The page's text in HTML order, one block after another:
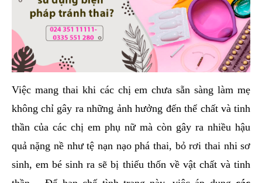
Việc mang thai khi các chị em chưa sẵn sàng làm mẹ
không chỉ gây ra những ảnh hưởng đến thể chất và tinh
thần của các chị em phụ nữ mà còn gây ra nhiều hậu
quả nặng nề như tệ nạn nạo phá thai, bỏ rơi thai nhi sơ
sinh, em bé sinh ra sẽ bị thiếu thốn về vật chất và tinh